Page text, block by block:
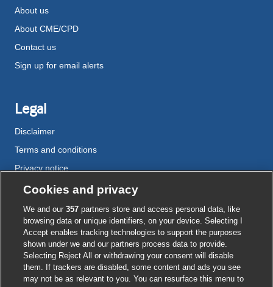
About us
About CME/CPD
Contact us
Sign up for email alerts
Legal
Disclaimer
Terms and conditions
Privacy notice
Cookie policy
Accessibility
External
link
opens
in
External
link
opens
in
External
link
opens
in
External
link
opens
in
External
link
opens
in
© BMJ Publishing Group 2026
Cookies and privacy
We and our357 partners store and access personal data, like
browsing data or unique identifiers, on your device. Selecting I
Accept enables tracking technologies to support the purposes
shown under we and our partners process data to provide.
Selecting Reject All or withdrawing your consent will disable
them. If trackers are disabled, some content and ads you see
may not be as relevant to you. You can resurface this menu to